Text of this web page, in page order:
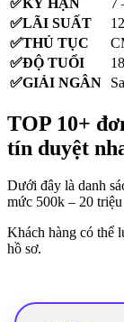
✅LÃI SUẤT
✅THỦ TỤC
✅ĐỘ TUỔI
✅GIẢI NGÂN
TOP 10+
tín duyệt
Dưới đây là danh
mức 500k – 20
Khách hàng có thể
hồ sơ.